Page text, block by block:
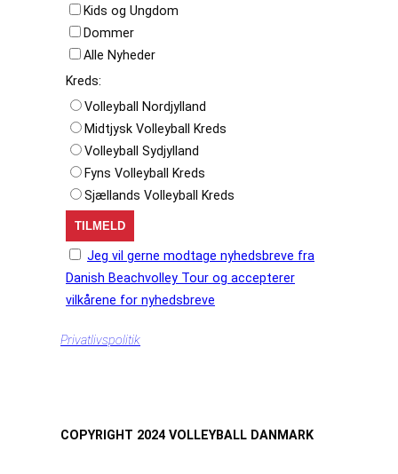
Kids og Ungdom
Dommer
Alle Nyheder
Kreds:
Volleyball Nordjylland
Midtjysk Volleyball Kreds
Volleyball Sydjylland
Fyns Volleyball Kreds
Sjællands Volleyball Kreds
Jeg vil gerne modtage nyhedsbreve fra
Danish Beachvolley Tour og accepterer
vilkårene for nyhedsbreve
Privatlivspolitik
COPYRIGHT 2024 VOLLEYBALL DANMARK